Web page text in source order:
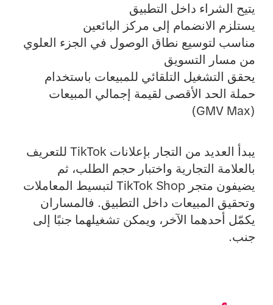
يتيح الشراء داخل التطبيق
يستلزم الانضمام إلى مركز البائعين
مناسب لتوسيع نطاق الوصول في الجزء العلوي
من مسار التسويق
يحقق التشغيل التلقائي للمبيعات باستخدام
حملة الحد الأقصى لقيمة إجمالي المبيعات
(GMV Max)
يبدأ العديد من التجار بإعلانات TikTok للتعريف
بالعلامة التجارية واختبار حجم الطلب، ثم
يضيفون متجر TikTok Shop لتبسيط المعاملات
وتحقيق المبيعات داخل التطبيق. فالمساران
يكمّل أحدهما الآخر، ويمكن تشغيلهما جنبًا إلى
جنب.